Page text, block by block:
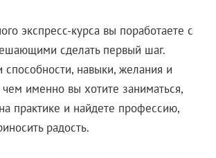
экспресс-курса вы поработаете с
сделать первый шаг.
способности, навыки, желания и
именно вы хотите заниматься,
практике и найдете профессию,
радость.